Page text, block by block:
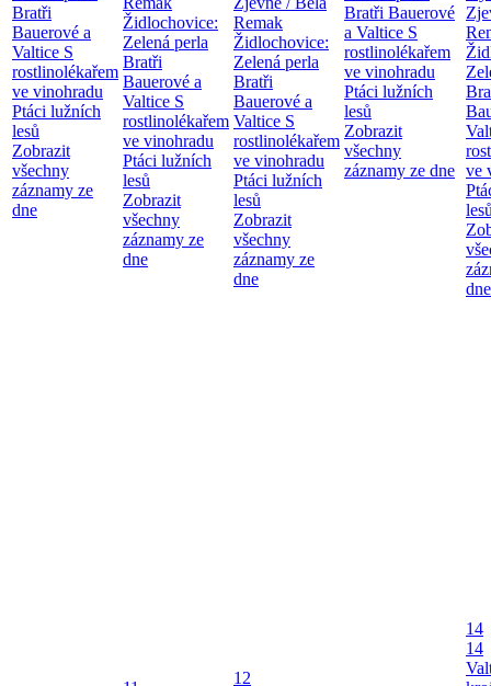
Bratři
Bauerové a
Valtice S
rostlinolékařem
ve vinohradu
Ptáci lužních
lesů
Zobrazit
všechny
záznamy ze
dne
Židlochovice:
Zelená perla
Bratři
Bauerové a
Valtice S
rostlinolékařem
ve vinohradu
Ptáci lužních
lesů
Zobrazit
všechny
záznamy ze
dne
Remak
Židlochovice:
Zelená perla
Bratři
Bauerové a
Valtice S
rostlinolékařem
ve vinohradu
Ptáci lužních
lesů
Zobrazit
všechny
záznamy ze
dne
Bratři Bauerové
a Valtice S
rostlinolékařem
ve vinohradu
Ptáci lužních
lesů
Zobrazit
všechny
záznamy ze dne ve
dne
12
14
14